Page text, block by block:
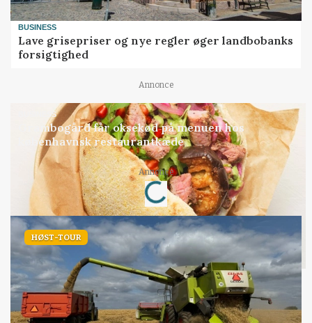
BUSINESS
Lave grisepriser og nye regler øger landbobanks
forsigtighed
Annonce
BUSINESS
Grambogård får oksekød på menuen hos
københavnsk restaurantkæde
Annonce
Loading...
HØST-TOUR